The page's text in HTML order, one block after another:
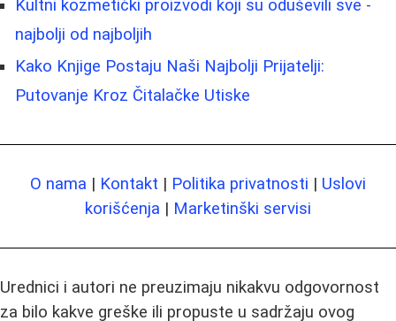
Kultni kozmetički proizvodi koji su oduševili sve -
najbolji od najboljih
Kako Knjige Postaju Naši Najbolji Prijatelji:
Putovanje Kroz Čitalačke Utiske
O nama | Kontakt | Politika privatnosti | Uslovi
korišćenja | Marketinški servisi
Urednici i autori ne preuzimaju nikakvu odgovornost
za bilo kakve greške ili propuste u sadržaju ovog